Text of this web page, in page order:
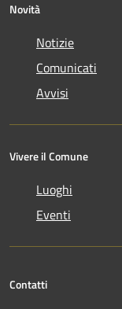
Novità
Notizie
Comunicati
Avvisi
Vivere il Comune
Luoghi
Eventi
Contatti